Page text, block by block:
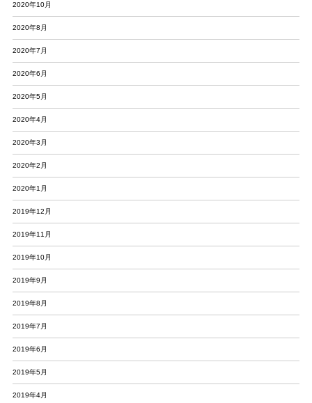
2020年10月
2020年8月
2020年7月
2020年6月
2020年5月
2020年4月
2020年3月
2020年2月
2020年1月
2019年12月
2019年11月
2019年10月
2019年9月
2019年8月
2019年7月
2019年6月
2019年5月
2019年4月